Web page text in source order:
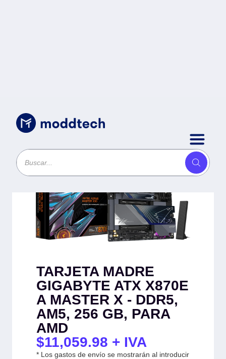
Sin categoría/TARJETA MADRE GIGABYTE ATX
AM5, 256 GB, PARA AMD
TARJETA MADRE
GIGABYTE ATX X870E
A MASTER X - DDR5,
AM5, 256 GB, PARA
AMD
$11,059.98 + IVA
* Los gastos de envío se mostrarán al introducir